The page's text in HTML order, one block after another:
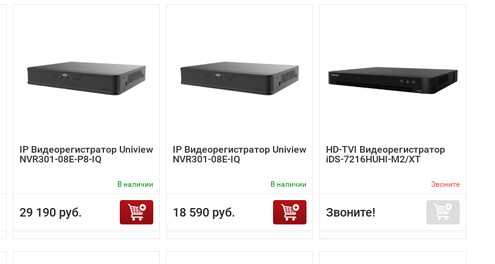
IP Видеорегистратор Uniview
NVR301-08E-P8-IQ
В наличии
29 190 руб.
IP Видеорегистратор Uniview
NVR301-08E-IQ
В наличии
18 590 руб.
HD-TVI Видеорегистратор
iDS-7216HUHI-M2/XT
Звоните
Звоните!